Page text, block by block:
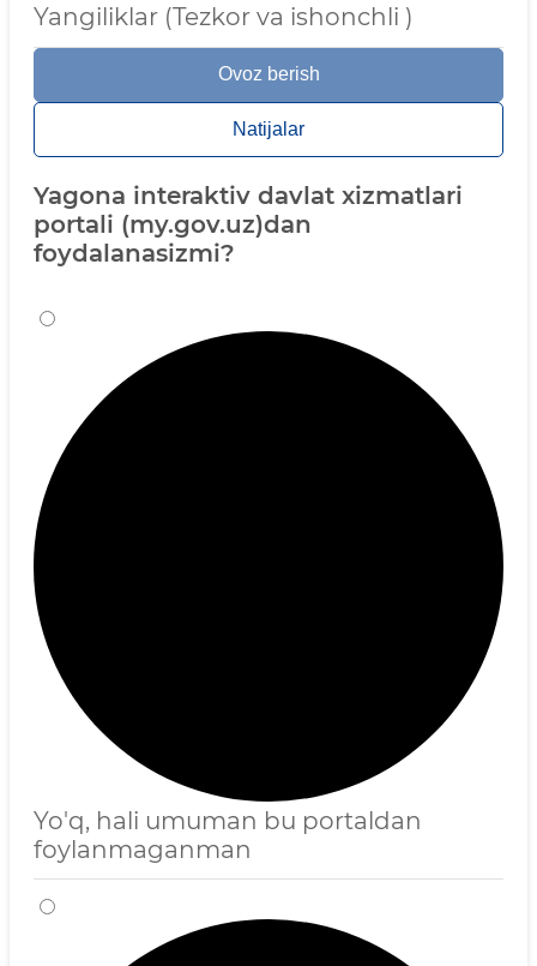
Yangiliklar (Tezkor va ishonchli )
Ovoz berish
Natijalar
Yagona interaktiv davlat xizmatlari
portali (my.gov.uz)dan
foydalanasizmi?
Yo'q, hali umuman bu portaldan
foylanmaganman